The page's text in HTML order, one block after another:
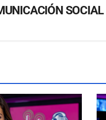
SOCIAL